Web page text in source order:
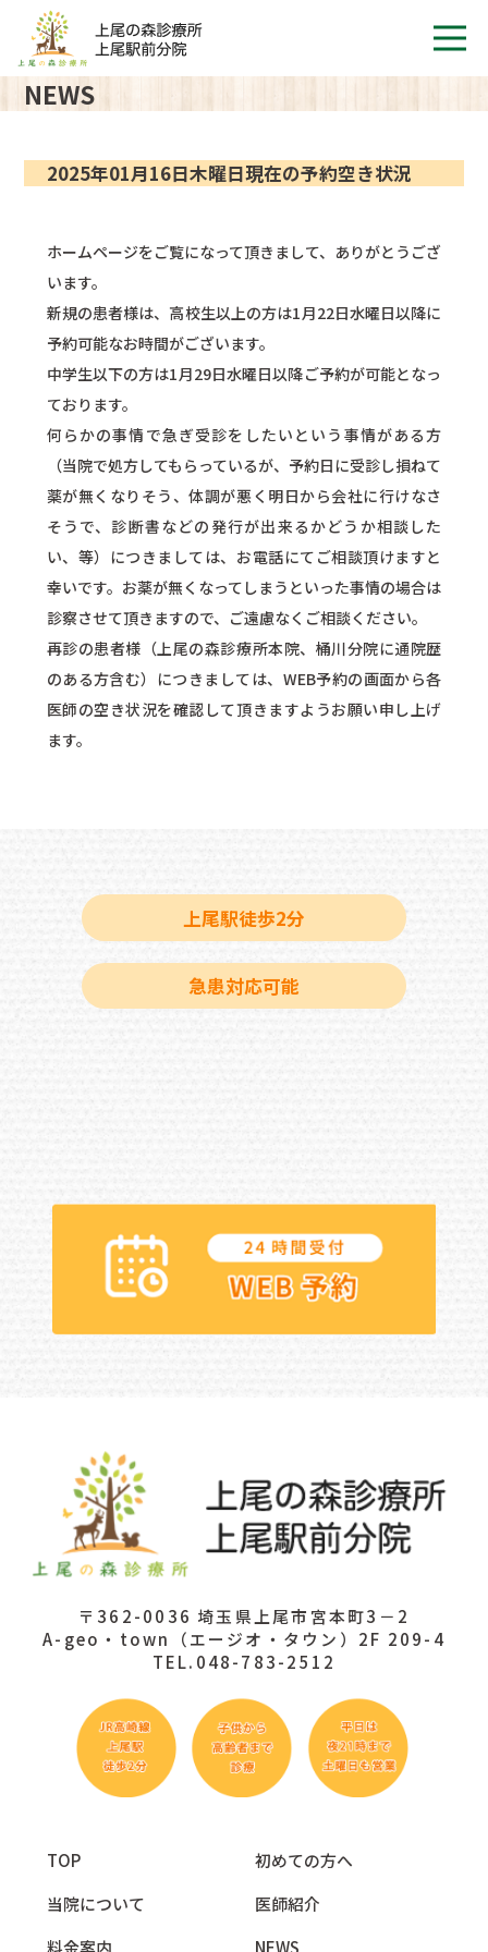
NEWS
2025年01月16日木曜日現在の予約空き状況
ホームページをご覧になって頂きまして、ありがとうござ
います。
新規の患者様は、高校生以上の方は1月22日水曜日以降に
予約可能なお時間がございます。
中学生以下の方は1月29日水曜日以降ご予約が可能となっ
ております。
何らかの事情で急ぎ受診をしたいという事情がある方
（当院で処方してもらっているが、予約日に受診し損ねて
薬が無くなりそう、体調が悪く明日から会社に行けなさ
そうで、診断書などの発行が出来るかどうか相談した
い、等）につきましては、お電話にてご相談頂けますと
幸いです。お薬が無くなってしまうといった事情の場合は
診察させて頂きますので、ご遠慮なくご相談ください。
再診の患者様（上尾の森診療所本院、桶川分院に通院歴
のある方含む）につきましては、WEB予約の画面から各
医師の空き状況を確認して頂きますようお願い申し上げ
ます。
上尾駅徒歩2分
急患対応可能
〒362-0036 埼玉県上尾市宮本町3－2
A-geo・town（エージオ・タウン）2F 209-4
TEL.048-783-2512
TOP
初めての方へ
当院について
医師紹介
料金案内
NEWS